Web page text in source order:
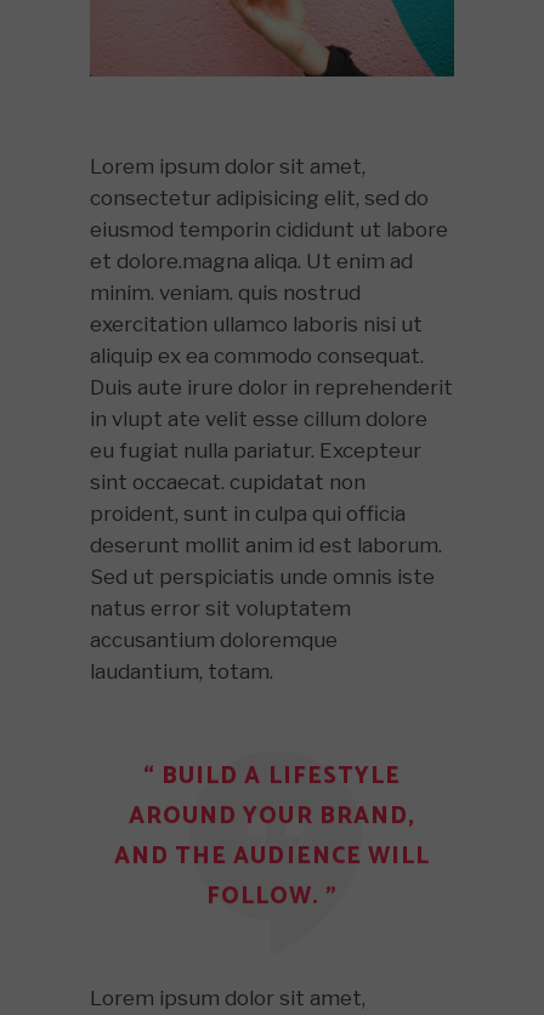
Lorem ipsum dolor sit amet,
consectetur adipisicing elit, sed do
eiusmod temporin cididunt ut labore
et dolore.magna aliqa. Ut enim ad
minim. veniam. quis nostrud
exercitation ullamco laboris nisi ut
aliquip ex ea commodo consequat.
Duis aute irure dolor in reprehenderit
in vlupt ate velit esse cillum dolore
eu fugiat nulla pariatur. Excepteur
sint occaecat. cupidatat non
proident, sunt in culpa qui officia
deserunt mollit anim id est laborum.
Sed ut perspiciatis unde omnis iste
natus error sit voluptatem
accusantium doloremque
laudantium, totam.
“ BUILD A LIFESTYLE
AROUND YOUR BRAND,
AND THE AUDIENCE WILL
FOLLOW. ”
Lorem ipsum dolor sit amet,